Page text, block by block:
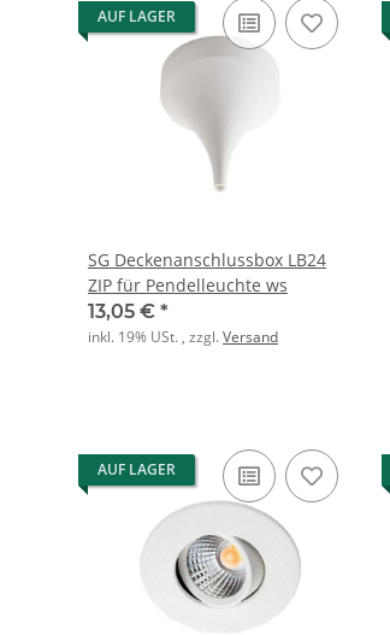
AUF LAGER
SG Deckenanschlussbox LB24
ZIP für Pendelleuchte ws
13,05 € *
inkl. 19% USt. , zzgl.Versand
AUF LAGER